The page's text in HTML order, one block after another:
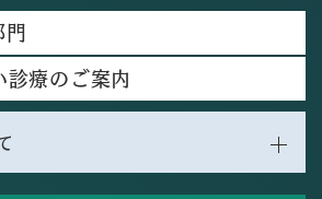
門
療のご案内